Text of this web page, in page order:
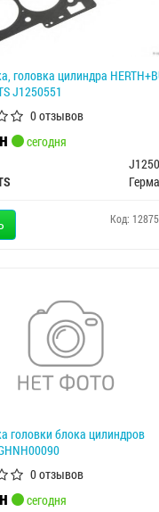
головка цилиндра
J1250551
0 отзывов
сегодня
Код:
головки блока цилиндров
0 отзывов
сегодня